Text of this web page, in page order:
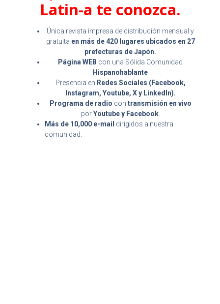
Latin-a te conozca.
Única revista impresa de distribución mensual y
gratuita en más de 420 lugares ubicados en 27
prefecturas de Japón.
Página WEB con una Sólida Comunidad
Hispanohablante
Presencia en Redes Sociales (Facebook,
Instagram, Youtube, X y LinkedIn).
Programa de radio con transmisión en vivo
porYoutube y Facebook.
Más de 10,000 e-mail dirigidos a nuestra
comunidad.